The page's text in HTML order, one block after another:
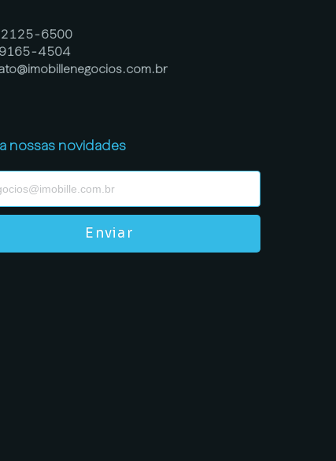
6500
4504
nossas novidades
Enviar